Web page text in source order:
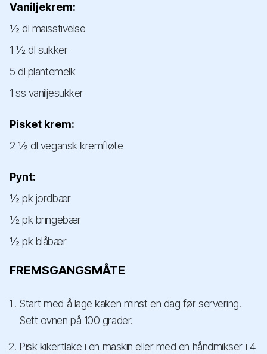
Vaniljekrem:
½ dl maisstivelse
1 ½ dl sukker
5 dl plantemelk
1 ss vaniljesukker
Pisket krem:
2 ½ dl vegansk kremfløte
Pynt:
½ pk jordbær
½ pk bringebær
½ pk blåbær
FREMSGANGSMÅTE
Start med å lage kaken minst en dag før servering.
Sett ovnen på 100 grader.
Pisk kikertlake i en maskin eller med en håndmikser i 4